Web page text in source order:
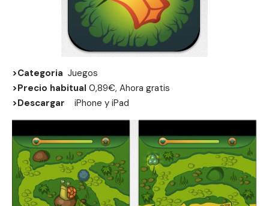
>Categoria Juegos
>Precio habitual 0,89€, Ahora gratis
>Descargar iPhone y iPad